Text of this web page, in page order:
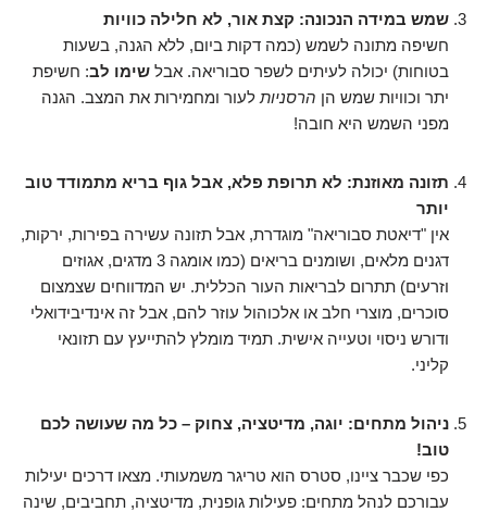
שמש במידה הנכונה: קצת אור, לא חלילה כוויות
חשיפה מתונה לשמש (כמה דקות ביום, ללא הגנה, בשעות
בטוחות) יכולה לעיתים לשפר סבוריאה. אבל שימו לב: חשיפת
יתר וכוויות שמש הן הרסניות לעור ומחמירות את המצב. הגנה
מפני השמש היא חובה!
תזונה מאוזנת: לא תרופת פלא, אבל גוף בריא מתמודד טוב
יותר
אין "דיאטת סבוריאה" מוגדרת, אבל תזונה עשירה בפירות, ירקות,
דגנים מלאים, ושומנים בריאים (כמו אומגה 3 מדגים, אגוזים
וזרעים) תתרום לבריאות העור הכללית. יש המדווחים שצמצום
סוכרים, מוצרי חלב או אלכוהול עוזר להם, אבל זה אינדיבידואלי
ודורש ניסוי וטעייה אישית. תמיד מומלץ להתייעץ עם תזונאי
קליני.
ניהול מתחים: יוגה, מדיטציה, צחוק – כל מה שעושה לכם
טוב!
כפי שכבר ציינו, סטרס הוא טריגר משמעותי. מצאו דרכים יעילות
עבורכם לנהל מתחים: פעילות גופנית, מדיטציה, תחביבים, שינה